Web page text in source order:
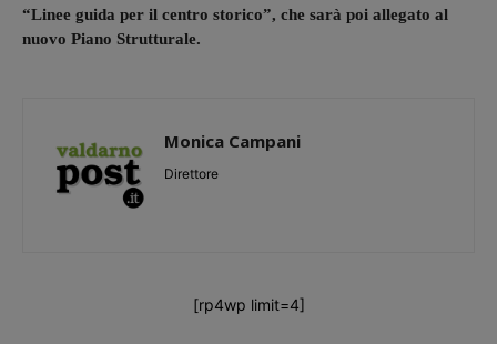
“Linee guida per il centro storico”, che sarà poi allegato al
nuovo Piano Strutturale.
Monica Campani
Direttore
[rp4wp limit=4]